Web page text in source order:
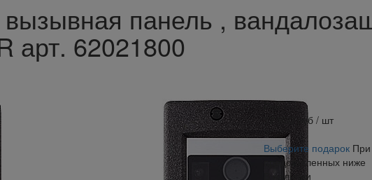
вызывная панель ,
арт. 62021800
Рейтинг:
72 900 руб / шт
Выберите подарок При
представленных ниже
В наличии